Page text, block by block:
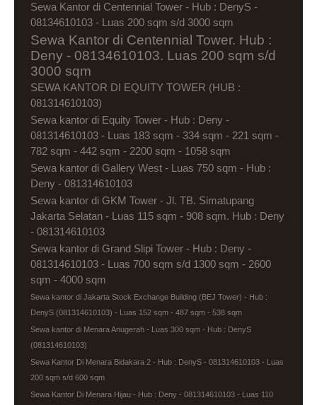
Sewa Kantor di Centennial Tower - Hub : DenyS -
08134610103 - Luas 200 sqm s/d 3000 sqm
Sewa Kantor di Centennial Tower. Hub :
Deny - 08134610103. Luas 200 sqm s/d
3000 sqm
SEWA KANTOR DI EQUITY TOWER (HUB :
081314610103)
Sewa kantor di Equity Tower - Hub : Deny -
081314610103 - Luas 183 sqm - 334 sqm - 221 sqm -
782 sqm - 442 sqm - 2200 sqm - 1058 sqm
Sewa kantor di Gallery West - Luas 750 sqm - Hub :
Deny - 081314610103
Sewa kantor di GKM Tower - Jl. TB. Simatupang
Jakarta Selatan - Luas 115 sqm - 908 sqm. Hub : Deny
- 081314610103
Sewa kantor di Grand Slipi Tower - Hub : Deny -
081314610103 - Luas 700 sqm s/d 1300 sqm - 2600
sqm - 4000 sqm
Sewa kantor di Jakarta Stock Exchange Building (BEJ Tower) - Hub :
DenyS (081314610103) - Luas 152 sqm - 487 sqm - 538 sqm
Sewa kantor di Menara Anugerah - Luas 300 sqm - Hub : DenyS
(081314610103)
Sewa Kantor Di Menara Bidakara 2 - Hub : DenyS - 081314610103 - Luas
200 sqm s/d 600 sqm
Sewa Kantor Di Menara Hijau - Hub : Deny - 081314610103 - Luas 110